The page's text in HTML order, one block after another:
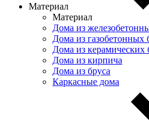
Материал
Материал
Дома из
Дома из газобетонных
Дома из керамических
Дома из кирпича
Дома из бруса
Каркасные дома